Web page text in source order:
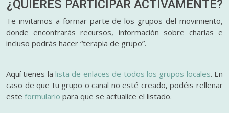
¿QUIERES PARTICIPAR ACTIVAMENTE?
Te invitamos a formar parte de los grupos del movimiento,
donde encontrarás recursos, información sobre charlas e
incluso podrás hacer “terapia de grupo”.
Aquí tienes lalista de enlaces de todos los grupos locales. En
caso de que tu grupo o canal no esté creado, podéis rellenar
este formulario para que se actualice el listado.